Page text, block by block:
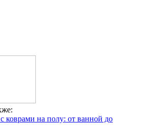
коврами на полу: от ванной до